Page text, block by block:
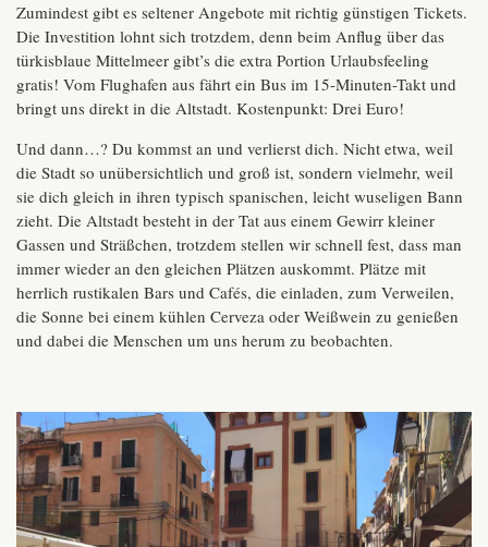
Zumindest gibt es seltener Angebote mit richtig günstigen Tickets.
Die Investition lohnt sich trotzdem, denn beim Anflug über das
türkisblaue Mittelmeer gibt’s die extra Portion Urlaubsfeeling
gratis! Vom Flughafen aus fährt ein Bus im 15-Minuten-Takt und
bringt uns direkt in die Altstadt. Kostenpunkt: Drei Euro!
Und dann…? Du kommst an und verlierst dich. Nicht etwa, weil
die Stadt so unübersichtlich und groß ist, sondern vielmehr, weil
sie dich gleich in ihren typisch spanischen, leicht wuseligen Bann
zieht. Die Altstadt besteht in der Tat aus einem Gewirr kleiner
Gassen und Sträßchen, trotzdem stellen wir schnell fest, dass man
immer wieder an den gleichen Plätzen auskommt. Plätze mit
herrlich rustikalen Bars und Cafés, die einladen, zum Verweilen,
die Sonne bei einem kühlen Cerveza oder Weißwein zu genießen
und dabei die Menschen um uns herum zu beobachten.